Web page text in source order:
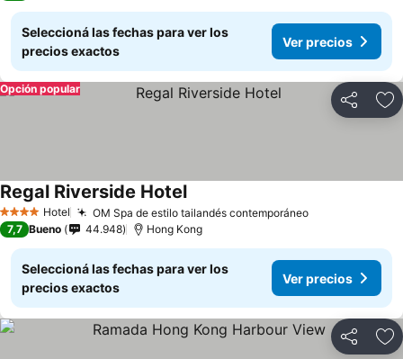
Seleccioná las fechas para ver los
precios exactos
Ver precios
Compartir
Opción popular
4 EstrellasHotel OM Spa de estilo tailandés contemporáneoVer precios
Regal Riverside HotelVer precios
7,7 Bueno 44.948 Hong Kong
Seleccioná las fechas para ver los
precios exactos
Ver precios
Compartir